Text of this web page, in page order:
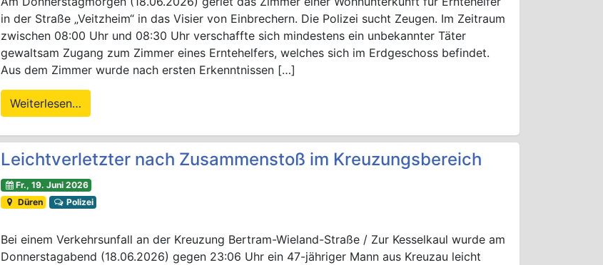
in der Straße „Veitzheim“ in das Visier von Einbrechern. Die Polizei sucht Zeugen. Im Zeitraum
zwischen 08:00 Uhr und 08:30 Uhr verschaffte sich mindestens ein unbekannter Täter
gewaltsam Zugang zum Zimmer eines Erntehelfers, welches sich im Erdgeschoss befindet.
Aus dem Zimmer wurde nach ersten Erkenntnissen […]
Weiterlesen…
Leichtverletzter nach Zusammenstoß im Kreuzungsbereich
Fr., 19. Juni 2026
Düren
Polizei
Bei einem Verkehrsunfall an der Kreuzung Bertram-Wieland-Straße / Zur Kesselkaul wurde am
Donnerstagabend (18.06.2026) gegen 23:06 Uhr ein 47-jähriger Mann aus Kreuzau leicht